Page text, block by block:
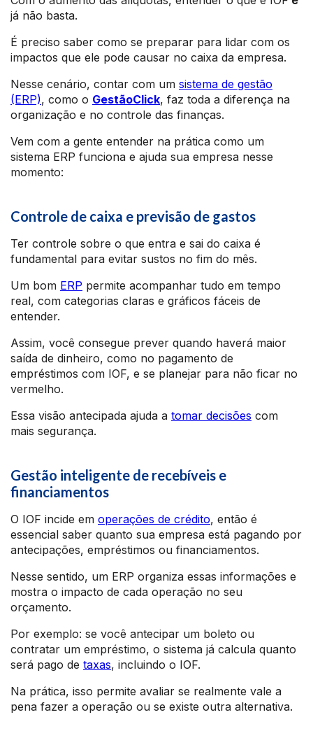
já não basta.
É preciso saber como se preparar para lidar com os
impactos que ele pode causar no caixa da empresa.
Nesse cenário, contar com um sistema de gestão
(ERP), como o GestãoClick, faz toda a diferença na
organização e no controle das finanças.
Vem com a gente entender na prática como um
sistema ERP funciona e ajuda sua empresa nesse
momento:
Controle de caixa e previsão de gastos
Ter controle sobre o que entra e sai do caixa é
fundamental para evitar sustos no fim do mês.
Um bom ERP permite acompanhar tudo em tempo
real, com categorias claras e gráficos fáceis de
entender.
Assim, você consegue prever quando haverá maior
saída de dinheiro, como no pagamento de
empréstimos com IOF, e se planejar para não ficar no
vermelho.
Essa visão antecipada ajuda a tomar decisões com
mais segurança.
Gestão inteligente de recebíveis e
financiamentos
O IOF incide em operações de crédito, então é
essencial saber quanto sua empresa está pagando por
antecipações, empréstimos ou financiamentos.
Nesse sentido, um ERP organiza essas informações e
mostra o impacto de cada operação no seu
orçamento.
Por exemplo: se você antecipar um boleto ou
contratar um empréstimo, o sistema já calcula quanto
será pago de taxas, incluindo o IOF.
Na prática, isso permite avaliar se realmente vale a
pena fazer a operação ou se existe outra alternativa.